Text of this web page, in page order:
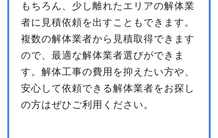
もちろん、少し離れたエリアの解体業
者に見積依頼を出すこともできます。
複数の解体業者から見積取得できます
ので、最適な解体業者選びができま
す。解体工事の費用を抑えたい方や、
安心して依頼できる解体業者をお探し
の方はぜひご利用ください。